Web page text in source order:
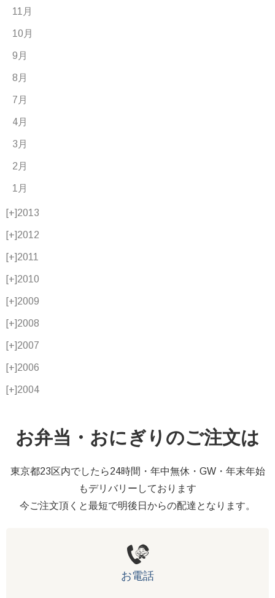
11月
10月
9月
8月
7月
4月
3月
2月
1月
[+]2013
[+]2012
[+]2011
[+]2010
[+]2009
[+]2008
[+]2007
[+]2006
[+]2004
お弁当・おにぎりのご注文は
東京都23区内でしたら24時間・年中無休・GW・年末年始
もデリバリーしております
今ご注文頂くと最短で明後日からの配達となります。
お電話